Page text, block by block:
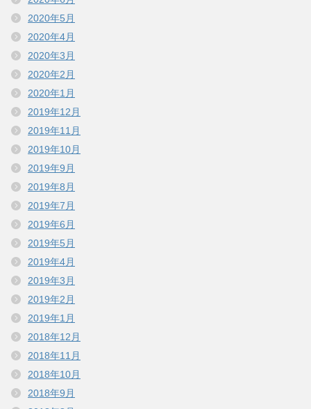
2020年5月
2020年4月
2020年3月
2020年2月
2020年1月
2019年12月
2019年11月
2019年10月
2019年9月
2019年8月
2019年7月
2019年6月
2019年5月
2019年4月
2019年3月
2019年2月
2019年1月
2018年12月
2018年11月
2018年10月
2018年9月